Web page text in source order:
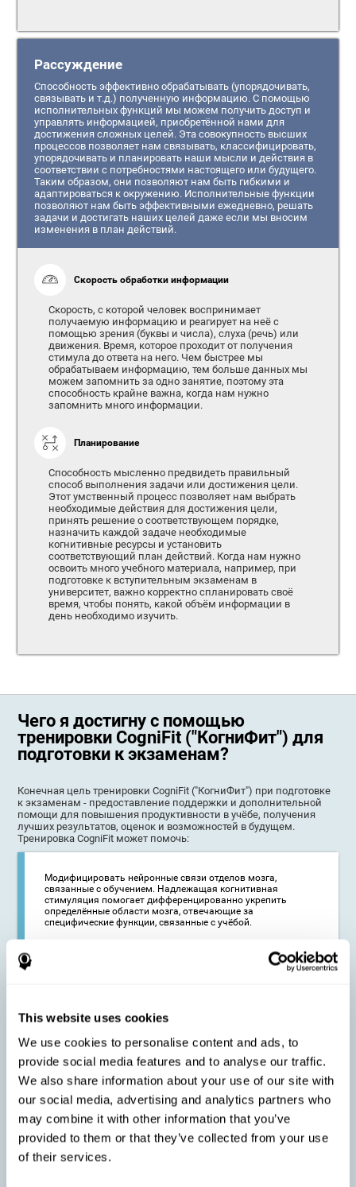
This website uses cookies
We use cookies to personalise content and ads, to
provide social media features and to analyse our traffic.
We also share information about your use of our site with
our social media, advertising and analytics partners who
may combine it with other information that you’ve
provided to them or that they’ve collected from your use
of their services.
Рассуждение
Способность эффективно обрабатывать (упорядочивать,
связывать и т.д.) полученную информацию. С помощью
исполнительных функций мы можем получить доступ и
управлять информацией, приобретённой нами для
достижения сложных целей. Эта совокупность высших
процессов позволяет нам связывать, классифицировать,
упорядочивать и планировать наши мысли и действия в
соответствии с потребностями настоящего или будущего.
Таким образом, они позволяют нам быть гибкими и
адаптироваться к окружению. Исполнительные функции
позволяют нам быть эффективными ежедневно, решать
задачи и достигать наших целей даже если мы вносим
изменения в план действий.
Скорость обработки информации
Скорость, с которой человек воспринимает
получаемую информацию и реагирует на неё с
помощью зрения (буквы и числа), слуха (речь) или
движения. Время, которое проходит от получения
стимула до ответа на него. Чем быстрее мы
обрабатываем информацию, тем больше данных мы
можем запомнить за одно занятие, поэтому эта
способность крайне важна, когда нам нужно
запомнить много информации.
Планирование
Способность мысленно предвидеть правильный
способ выполнения задачи или достижения цели.
Этот умственный процесс позволяет нам выбрать
необходимые действия для достижения цели,
принять решение о соответствующем порядке,
назначить каждой задаче необходимые
когнитивные ресурсы и установить
соответствующий план действий. Когда нам нужно
освоить много учебного материала, например, при
подготовке к вступительным экзаменам в
университет, важно корректно спланировать своё
время, чтобы понять, какой объём информации в
день необходимо изучить.
Чего я достигну с помощью
тренировки CogniFit ("КогниФит") для
подготовки к экзаменам?
Конечная цель тренировки CogniFit ("КогниФит") при подготовке
к экзаменам - предоставление поддержки и дополнительной
помощи для повышения продуктивности в учёбе, получения
лучших результатов, оценок и возможностей в будущем.
Тренировка CogniFit может помочь:
Модифицировать нейронные связи отделов мозга,
связанные с обучением. Надлежащая когнитивная
стимуляция помогает дифференцированно укрепить
определённые области мозга, отвечающие за
специфические функции, связанные с учёбой.
обучения когнитивные способности, что, соответственно,
времени.
Снизить трудности, связанные с учёбой или работой.
Оптимизация затрачиваемого на обучение или подготовку
к экзаменам времени может помочь справиться с
проблемами в учёбе. Например, можно улучшить свои
оценки и рассчитывать на поступление в более
престижные учебные заведения или претендовать на более